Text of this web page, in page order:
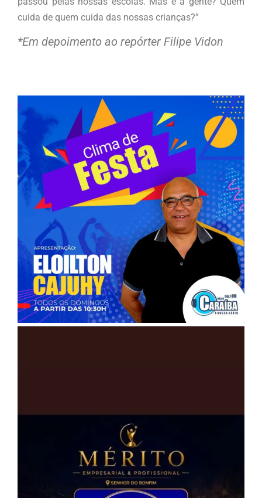
cuida de quem cuida das nossas crianças?”
*Em depoimento ao repórter Filipe Vidon